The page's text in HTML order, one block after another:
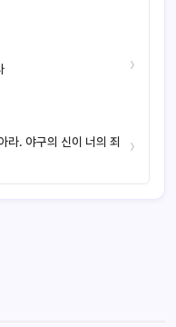
›
라. 야구의 신이 너의 죄
›